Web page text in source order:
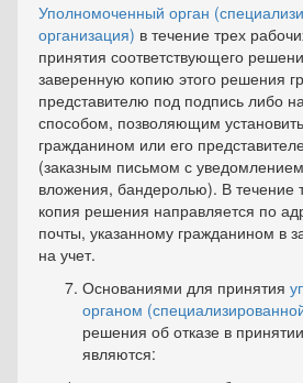
Уполномоченный орган
организация) в течение трех
принятия соответствующего
заверенную копию этого решения
представителю под подпись либо
способом, позволяющим
гражданином или его
(заказным письмом с
вложения, бандеролью). В течение
копия решения направляется по
почты, указан­ному гражданином в
на учет.
Основаниями для принятия
органом
решения об отказе в
являются: